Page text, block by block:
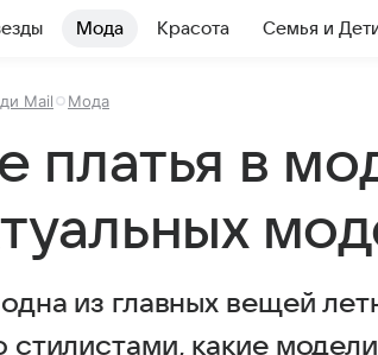
Мода Красота Семья и
Mail Мода
платья в
из главных вещей
стилистами, какие